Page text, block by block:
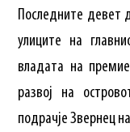
Последните девет
улиците на
владата на
развој на
подрачје Звернец